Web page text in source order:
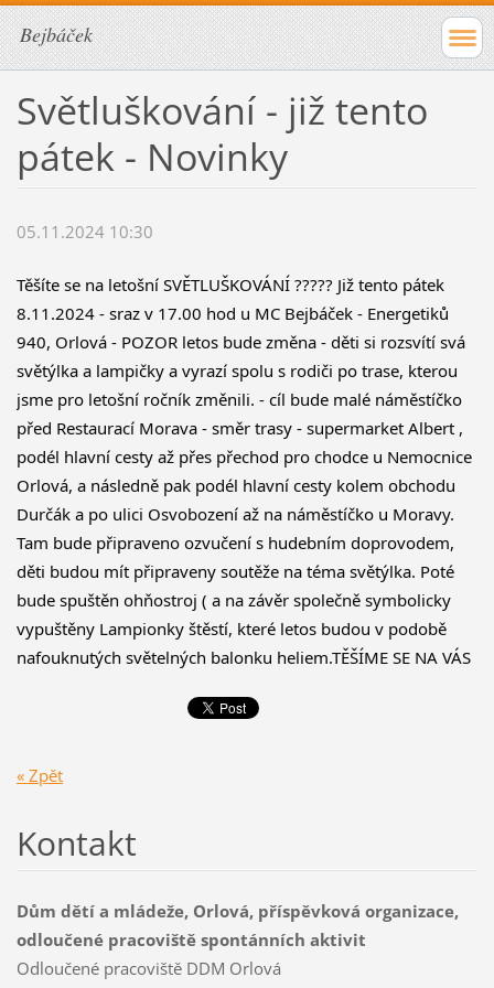
Bejbáček
Světluškování - již tento
pátek - Novinky
05.11.2024 10:30
Těšíte se na letošní SVĚTLUŠKOVÁNÍ ????? Již tento pátek
8.11.2024 - sraz v 17.00 hod u MC Bejbáček - Energetiků
940, Orlová - POZOR letos bude změna - děti si rozsvítí svá
světýlka a lampičky a vyrazí spolu s rodiči po trase, kterou
jsme pro letošní ročník změnili. - cíl bude malé náměstíčko
před Restaurací Morava - směr trasy - supermarket Albert ,
podél hlavní cesty až přes přechod pro chodce u Nemocnice
Orlová, a následně pak podél hlavní cesty kolem obchodu
Durčák a po ulici Osvobození až na náměstíčko u Moravy.
Tam bude připraveno ozvučení s hudebním doprovodem,
děti budou mít připraveny soutěže na téma světýlka. Poté
bude spuštěn ohňostroj ( a na závěr společně symbolicky
vypuštěny Lampionky štěstí, které letos budou v podobě
nafouknutých světelných balonku heliem.TĚŠÍME SE NA VÁS
« Zpět
Kontakt
Dům dětí a mládeže, Orlová, příspěvková organizace,
odloučené pracoviště spontánních aktivit
Odloučené pracoviště DDM Orlová